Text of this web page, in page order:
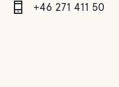
+46 271 411 50